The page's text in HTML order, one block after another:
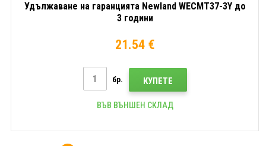
Удължаване на гаранцията Newland WECMT37-3Y до
3 години
21.54 €
бр. КУПЕТЕ
ВЪВ ВЪНШЕН СКЛАД